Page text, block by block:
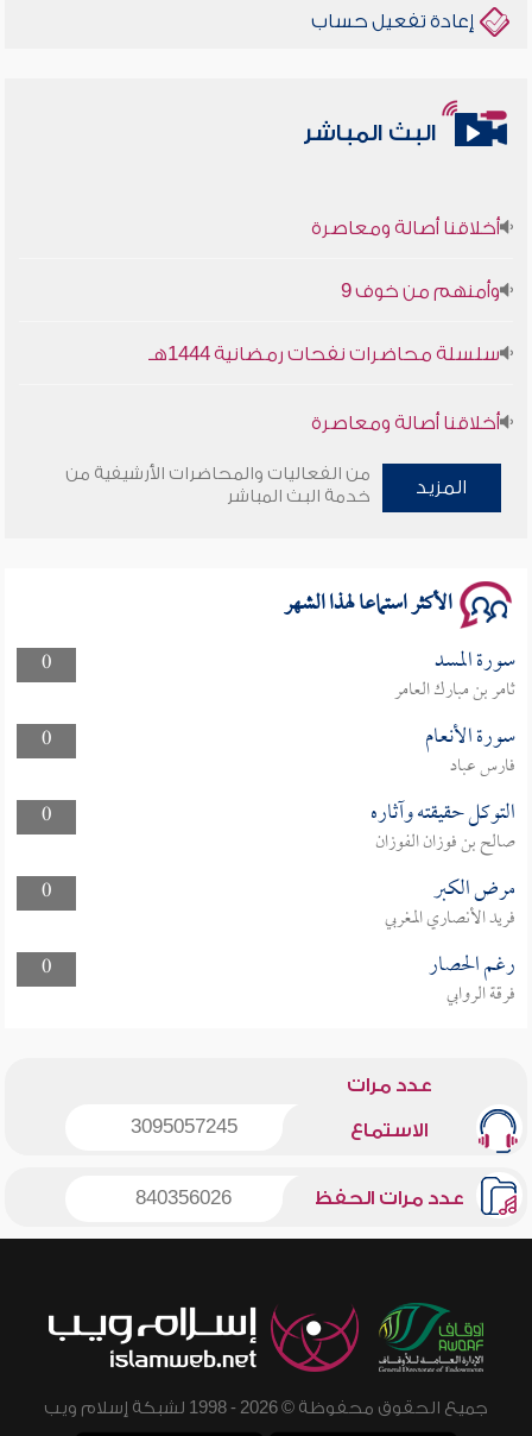
إعادة تفعيل حساب
البث المباشر
أخلاقنا أصالة ومعاصرة
وأمنهم من خوف 9
سلسلة محاضرات نفحات رمضانية 1444هـ
أخلاقنا أصالة ومعاصرة
وأمنهم من خوف 9
المزيد
من الفعاليات والمحاضرات الأرشيفية من
خدمة البث المباشر
الأكثر استماعا لهذا الشهر
0 سورة المسد
ثامر بن مبارك العامر
0
سورة الأنعام
فارس عباد
0
التوكل حقيقته وآثاره
صالح بن فوزان الفوزان
0
مرض الكبر
فريد الأنصاري المغربي
0
رغم الحصار
فرقة الروابي
عدد مرات
الاستماع 3095057245
عدد مرات الحفظ 840356026
جميع الحقوق محفوظة © 2026 - 1998 لشبكة إسلام ويب